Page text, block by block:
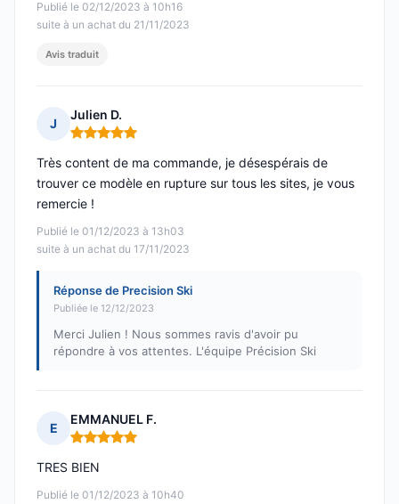
Publié le 02/12/2023 à 10h16
suite à un achat du 21/11/2023
Avis traduit
J
Julien D.
Note : 5 sur 5
Publié le 01/12/2023 à 13h03
suite à un achat du 17/11/2023
Très content de ma commande, je désespérais de
trouver ce modèle en rupture sur tous les sites, je vous
remercie !
Réponse de Precision Ski
Publiée le 12/12/2023
Merci Julien ! Nous sommes ravis d'avoir pu
répondre à vos attentes. L'équipe Précision Ski
E
EMMANUEL F.
Note : 5 sur 5
Publié le 01/12/2023 à 10h40
TRES BIEN